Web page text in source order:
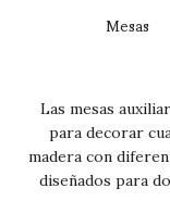
Mesas
Las mesas
para decorar
madera con
diseñados para